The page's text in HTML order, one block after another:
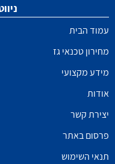
עמוד הבית
מחירון טכנאי גז
מידע מקצועי
אודות
יצירת קשר
פרסום באתר
תנאי השימוש